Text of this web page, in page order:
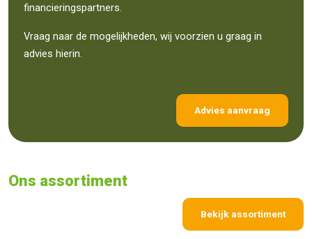
financieringspartners.
Vraag naar de mogelijkheden, wij voorzien u graag in
advies hierin.
Advies aanvraag
Ons assortiment
Bekijk assortiment